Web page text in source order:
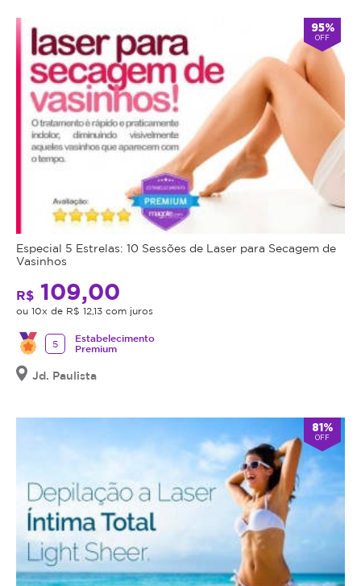
95%
OFF
Especial 5 Estrelas: 10 Sessões de Laser para Secagem de
Vasinhos
R$ 109,00
ou 10x de R$ 12,13 com juros
5
Estabelecimento
Premium
Jd. Paulista
81%
OFF